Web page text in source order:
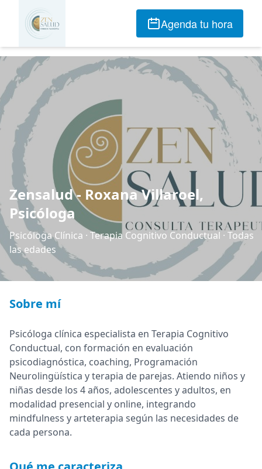
Agenda tu hora
Zensalud - Roxana Villaroel,
Psicóloga
Psicóloga Clínica · Terapia Cognitivo Conductual · Todas
las edades
Sobre mí
Psicóloga clínica especialista en Terapia Cognitivo
Conductual, con formación en evaluación
psicodiagnóstica, coaching, Programación
Neurolingüística y terapia de parejas. Atiendo niños y
niñas desde los 4 años, adolescentes y adultos, en
modalidad presencial y online, integrando
mindfulness y arteterapia según las necesidades de
cada persona.